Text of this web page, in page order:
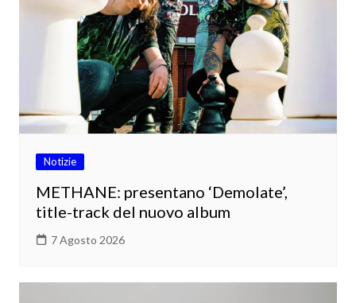
Notizie
METHANE: presentano ‘Demolate’,
title-track del nuovo album
7 Agosto 2026